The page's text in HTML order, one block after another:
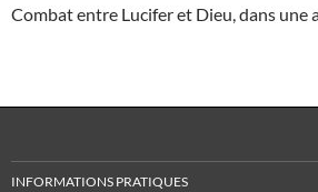
Combat entre Lucifer et Dieu, dans une
INFORMATIONS PRATIQUES